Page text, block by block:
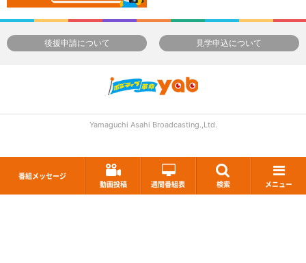
番組メッセージ
動画投稿
週間番組表 検索 メニュー
後援申請について 見学申込について
Yamaguchi Asahi Broadcasting.,Ltd.